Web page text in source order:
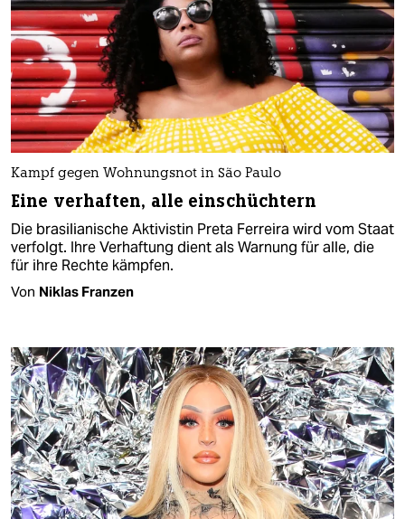
Kampf gegen Wohnungsnot in São Paulo
Eine verhaften, alle einschüchtern
Die brasilianische Aktivistin Preta Ferreira wird vom Staat
verfolgt. Ihre Verhaftung dient als Warnung für alle, die
für ihre Rechte kämpfen.
Von Niklas Franzen